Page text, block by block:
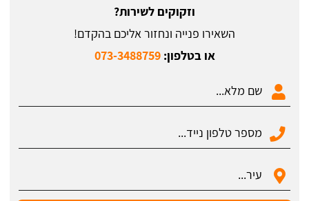
וזקוקים לשירות?
השאירו פנייה ונחזור אליכם בהקדם!
או בטלפון:073-3488759